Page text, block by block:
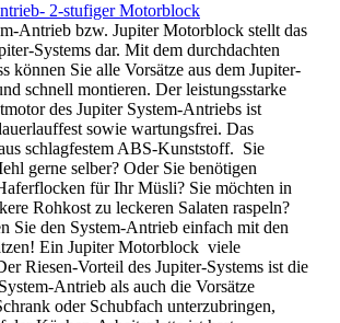
2-stufiger Motorblock
Antrieb bzw. Jupiter Motorblock stellt das
Systems dar. Mit dem durchdachten
können Sie alle Vorsätze aus dem Jupiter-
schnell montieren. Der leistungsstarke
des Jupiter System-Antriebs ist
sowie wartungsfrei. Das
schlagfestem ABS-Kunststoff. Sie
gerne selber? Oder Sie benötigen
für Ihr Müsli? Sie möchten in
Rohkost zu leckeren Salaten raspeln?
Sie den System-Antrieb einfach mit den
Ein Jupiter Motorblock viele
Riesen-Vorteil des Jupiter-Systems ist die
Antrieb als auch die Vorsätze
oder Schubfach unterzubringen,